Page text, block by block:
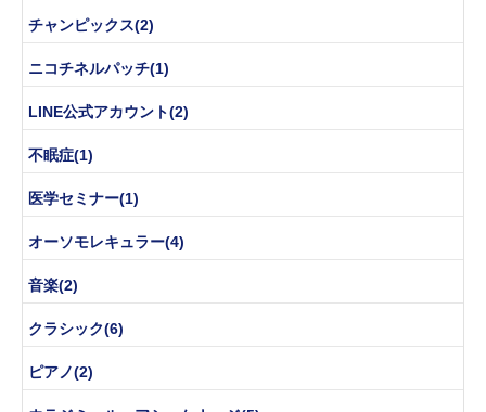
チャンピックス(2)
ニコチネルパッチ(1)
LINE公式アカウント(2)
不眠症(1)
医学セミナー(1)
オーソモレキュラー(4)
音楽(2)
クラシック(6)
ピアノ(2)